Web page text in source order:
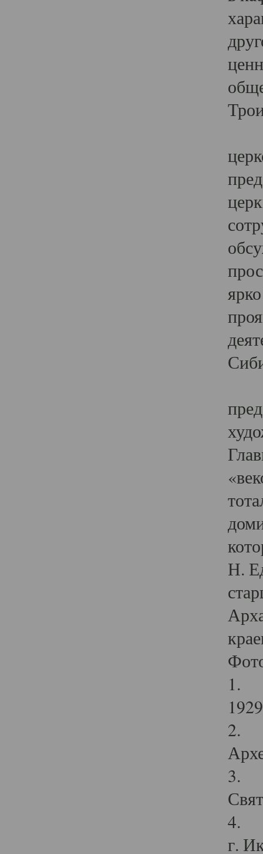
Н.
1.
2.
3.
4.
г.